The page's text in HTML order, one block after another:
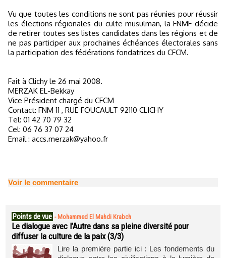
Vu que toutes les conditions ne sont pas réunies pour réussir
les élections régionales du culte musulman, la FNMF décide
de retirer toutes ses listes candidates dans les régions et de
ne pas participer aux prochaines échéances électorales sans
la participation des fédérations fondatrices du CFCM.
Fait à Clichy le 26 mai 2008.
MERZAK EL-Bekkay
Vice Président chargé du CFCM
Contact: FNM 11 , RUE FOUCAULT 92110 CLICHY
Tel: 01 42 70 79 32
Cel: 06 76 37 07 24
Email : accs.merzak@yahoo.fr
Voir le commentaire
Points de vue - Mohammed El Mahdi Krabch
Le dialogue avec l’Autre dans sa pleine diversité pour
diffuser la culture de la paix (3/3)
Lire la première partie ici : Les fondements du